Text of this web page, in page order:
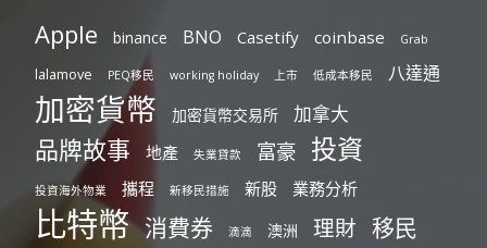
Apple binance BNO Casetify coinbase Grab
lalamove PEQ移民 working holiday 上市 低成本移民 八達通
加密貨幣 加密貨幣交易所 加拿大
品牌故事 地產 失業貸款 富豪 投資
投資海外物業 攜程 新移民措施 新股 業務分析
比特幣 消費券 滴滴 澳洲 理財 移民